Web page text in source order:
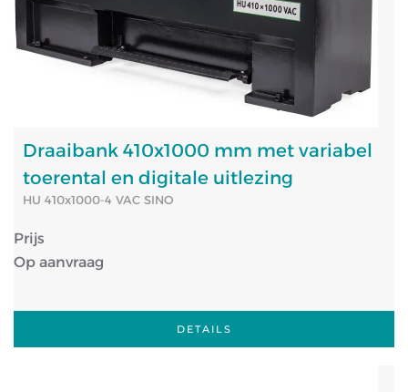
Draaibank 410x1000 mm met variabel
toerental en digitale uitlezing
HU 410x1000-4 VAC SINO
Prijs
Op aanvraag
DETAILS